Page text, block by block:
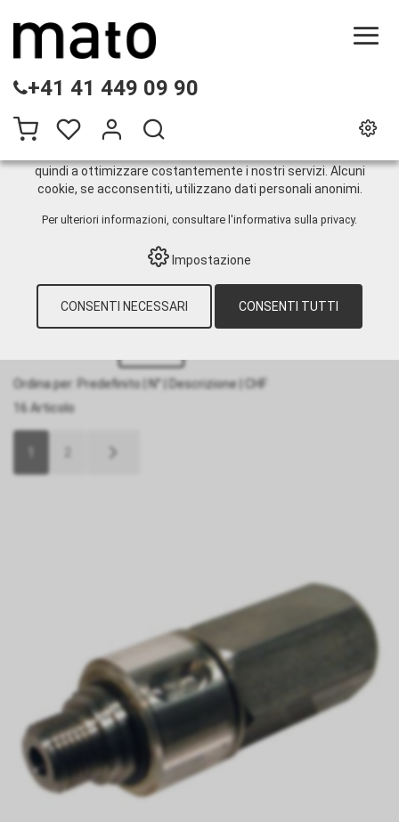
+41 41 449 09 90
Vari accessori
TECNOLOGIA DI
LUBRIFICAZIONE › GRASSO › ACCESSORI
PER LA LUBRIFICAZIONE › VARI ACCESSORI
Ordina per: Predefinito N° Descrizione
CHF
16 Articolo
QUESTO SITO WEB UTILIZZA I COOKIE
Sul nostro sito web utilizziamo diversi cookie: alcuni sono
necessari per il corretto funzionamento del sito, altri
consentono di utilizzare più funzionalità, altri ancora ci
quindi a ottimizzare costantemente i nostri servizi. Alcuni
cookie, se acconsentiti, utilizzano dati personali anonimi.
Per ulteriori informazioni, consultare l'informativa sulla privacy.
Impostazione
CONSENTI NECESSARI CONSENTI TUTTI